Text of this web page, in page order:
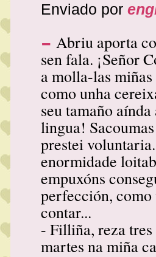
Enviado por
- Abriu aporta
sen fala. ¡Señor
a molla-las
como unha
seu tamaño
lingua!
prestei
enormidade
empuxóns
perfección,
contar...
- Filliña, reza tres
martes na miña